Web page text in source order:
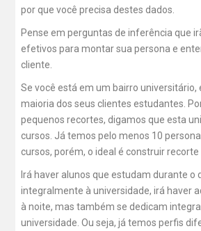
por que você precisa destes dados.
Pense em perguntas de inferência que
efetivos para montar sua persona e
cliente.
Se você está em um bairro universitário,
maioria dos seus clientes estudantes.
pequenos recortes, digamos que esta
cursos. Já temos pelo menos 10
cursos, porém, o ideal é construir recorte
Irá haver alunos que estudam durante o
integralmente à universidade, irá haver
à noite, mas também se dedicam
universidade. Ou seja, já temos perfis